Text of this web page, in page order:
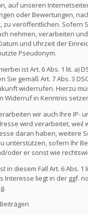
auf unseren
oder Bewertungen,
zu veröffentlichen. Sofern
nehmen, verarbeiten
und Uhrzeit der
Pseudonym.
ist Art. 6 Abs. 1 lit. a)
Sie gemäß Art. 7 Abs. 3
widerrufen. Hierzu
Widerruf in Kenntnis
wir auch Ihre IP-
wird verarbeitet, weil
daran haben, weitere
unterstützen, sofern Ihr
oder er sonst wie
in diesem Fall Art. 6 Abs. 1
Interesse liegt in der ggf.